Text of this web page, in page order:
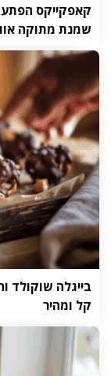
קאפקייקס
שמנת מתוקה
בייגלה שוקולד
קל ומהיר